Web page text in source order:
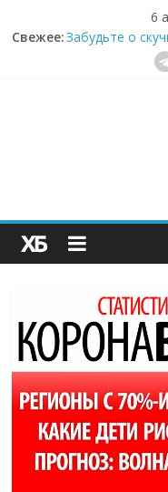
6
Свежее:Забудьте о
которое видит
Небо зовёт:
Секрет
пребиотиками
здорового